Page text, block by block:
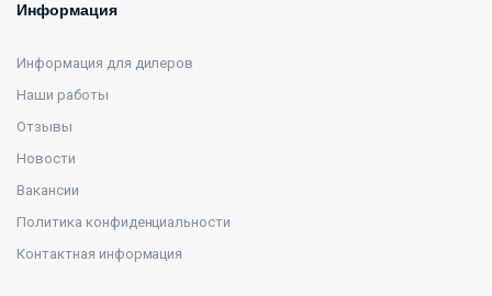
Информация
Информация для дилеров
Наши работы
Отзывы
Новости
Вакансии
Политика конфиденциальности
Контактная информация